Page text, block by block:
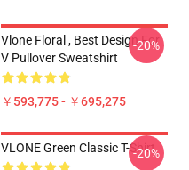
Vlone Floral , Best Design For
V Pullover Sweatshirt
￥593,775 - ￥695,275
-20%
VLONE Green Classic T-Shirt
-20%